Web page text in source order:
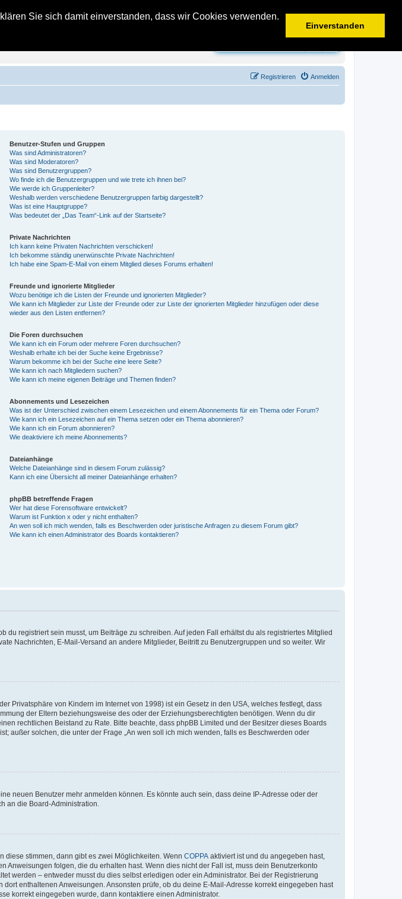
Sie sich damit einverstanden, dass wir Cookies verwenden.
Einverstanden
Anmelden
Registrieren
Benutzer-Stufen und Gruppen
Was sind Administratoren?
Was sind Moderatoren?
Was sind Benutzergruppen?
Wo finde ich die Benutzergruppen und wie trete ich ihnen bei?
Wie werde ich Gruppenleiter?
Weshalb werden verschiedene Benutzergruppen farbig dargestellt?
Was ist eine Hauptgruppe?
Was bedeutet der „Das Team“-Link auf der Startseite?
Private Nachrichten
Ich kann keine Privaten Nachrichten verschicken!
Ich bekomme ständig unerwünschte Private Nachrichten!
Ich habe eine Spam-E-Mail von einem Mitglied dieses Forums erhalten!
Freunde und ignorierte Mitglieder
Wozu benötige ich die Listen der Freunde und ignorierten Mitglieder?
Wie kann ich Mitglieder zur Liste der Freunde oder zur Liste der ignorierten Mitglieder hinzufügen oder diese
wieder aus den Listen entfernen?
Die Foren durchsuchen
Wie kann ich ein Forum oder mehrere Foren durchsuchen?
Weshalb erhalte ich bei der Suche keine Ergebnisse?
Warum bekomme ich bei der Suche eine leere Seite?
Wie kann ich nach Mitgliedern suchen?
Wie kann ich meine eigenen Beiträge und Themen finden?
Abonnements und Lesezeichen
Was ist der Unterschied zwischen einem Lesezeichen und einem Abonnements für ein Thema oder Forum?
Wie kann ich ein Lesezeichen auf ein Thema setzen oder ein Thema abonnieren?
Wie kann ich ein Forum abonnieren?
Wie deaktiviere ich meine Abonnements?
Dateianhänge
Welche Dateianhänge sind in diesem Forum zulässig?
Kann ich eine Übersicht all meiner Dateianhänge erhalten?
phpBB betreffende Fragen
Wer hat diese Forensoftware entwickelt?
Warum ist Funktion x oder y nicht enthalten?
An wen soll ich mich wenden, falls es Beschwerden oder juristische Anfragen zu diesem Forum gibt?
Wie kann ich einen Administrator des Boards kontaktieren?
registriert sein musst, um Beiträge zu schreiben. Auf jeden Fall erhältst du als registriertes Mitglied
Nachrichten, E-Mail-Versand an andere Mitglieder, Beitritt zu Benutzergruppen und so weiter. Wir
Privatsphäre von Kindern im Internet von 1998) ist ein Gesetz in den USA, welches festlegt, dass
der Eltern beziehungsweise des oder der Erziehungsberechtigten benötigen. Wenn du dir
rechtlichen Beistand zu Rate. Bitte beachte, dass phpBB Limited und der Besitzer dieses Boards
außer solchen, die unter der Frage „An wen soll ich mich wenden, falls es Beschwerden oder
neuen Benutzer mehr anmelden können. Es könnte auch sein, dass deine IP-Adresse oder der
an die Board-Administration.
diese stimmen, dann gibt es zwei Möglichkeiten. Wenn COPPA aktiviert ist und du angegeben hast,
folgen, die du erhalten hast. Wenn dies nicht der Fall ist, muss dein Benutzerkonto
werden – entweder musst du dies selbst erledigen oder ein Administrator. Bei der Registrierung
enthaltenen Anweisungen. Ansonsten prüfe, ob du deine E-Mail-Adresse korrekt eingegeben hast
korrekt eingegeben wurde, dann kontaktiere einen Administrator.